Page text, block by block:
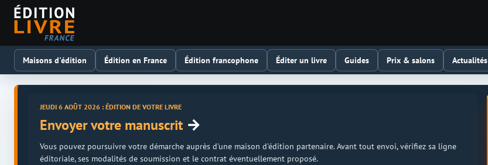
Maisons d'édition Édition en France Édition francophone Éditer un livre Guides Prix & salons Actualités
JEUDI 6 AOÛT 2026 : ÉDITION DE VOTRE LIVRE
Envoyer votre manuscrit →
Vous pouvez poursuivre votre démarche auprès d'une maison d'édition partenaire. Avant tout envoi, vérifiez sa ligne
éditoriale, ses modalités de soumission et le contrat éventuellement proposé.